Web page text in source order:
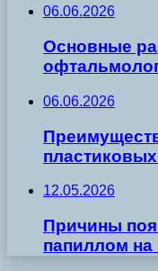
06.06.2026
Основные
06.06.2026
12.05.2026
Причины
папиллом на